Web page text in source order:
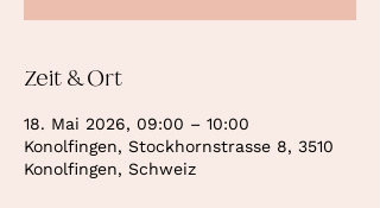
Zeit & Ort
18. Mai 2026, 09:00 – 10:00
Konolfingen, Stockhornstrasse 8, 3510
Konolfingen, Schweiz